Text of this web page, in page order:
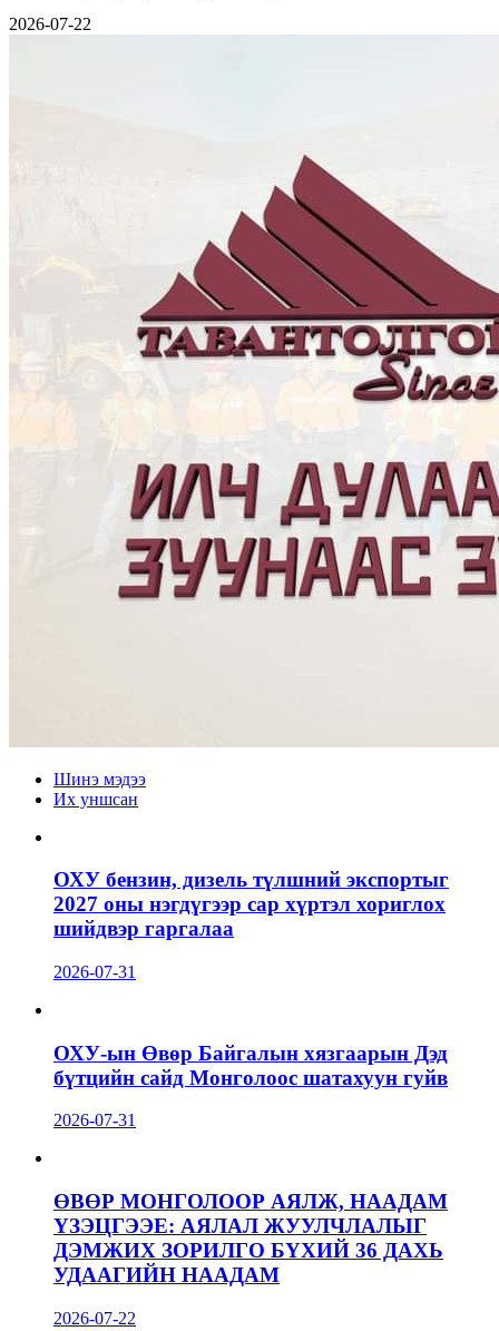
2026-07-22
Шинэ мэдээ
Их уншсан
ОХУ бензин, дизель түлшний экспортыг
2027 оны нэгдүгээр сар хүртэл хориглох
шийдвэр гаргалаа
2026-07-31
ОХУ-ын Өвөр Байгалын хязгаарын Дэд
бүтцийн сайд Монголоос шатахуун гуйв
2026-07-31
ӨВӨР МОНГОЛООР АЯЛЖ, НААДАМ
ҮЗЭЦГЭЭЕ: АЯЛАЛ ЖУУЛЧЛАЛЫГ
ДЭМЖИХ ЗОРИЛГО БҮХИЙ 36 ДАХЬ
УДААГИЙН НААДАМ
2026-07-22